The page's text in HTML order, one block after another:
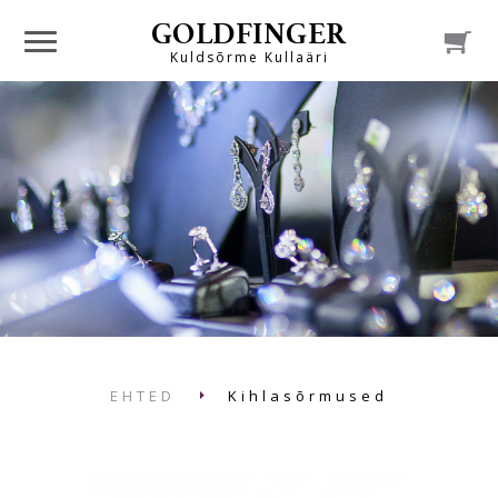
GOLDFINGER
Kuldsõrme Kullaäri

EHTED Kihlasõrmused